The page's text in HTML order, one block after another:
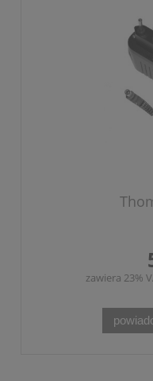
zawiera 23%